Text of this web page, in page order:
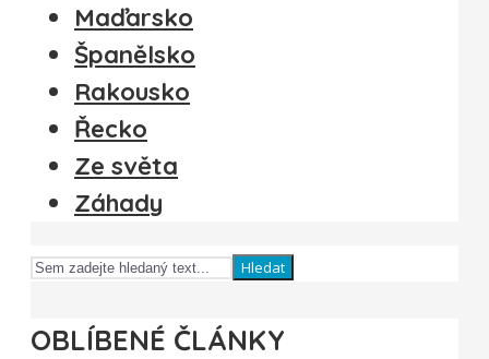
Maďarsko
Španělsko
Rakousko
Řecko
Ze světa
Záhady
Hledat
OBLÍBENÉ ČLÁNKY